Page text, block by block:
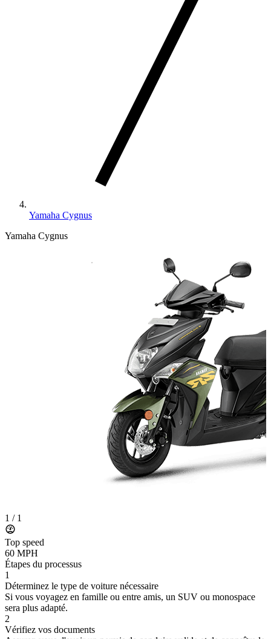
Yamaha Cygnus
Yamaha Cygnus
1 / 1
Top speed
60 MPH
Étapes du processus
1
Déterminez le type de voiture nécessaire
Si vous voyagez en famille ou entre amis, un SUV ou monospace
sera plus adapté.
2
Vérifiez vos documents